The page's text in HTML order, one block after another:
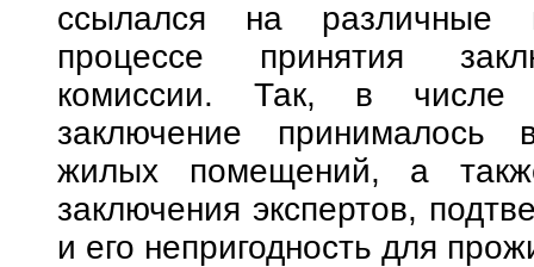
ссылался на различные
процессе принятия
комиссии. Так, в числе
заключение принималось
жилых помещений, а
заключения экспертов,
и его непригодность для